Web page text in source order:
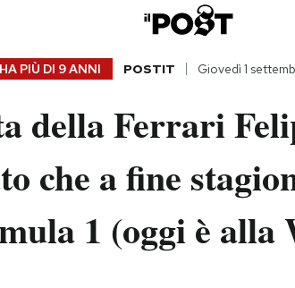
PIÙ DI 9 ANNI POSTIT Giovedì 1
della Ferrari
che a fine
1 (oggi è alla